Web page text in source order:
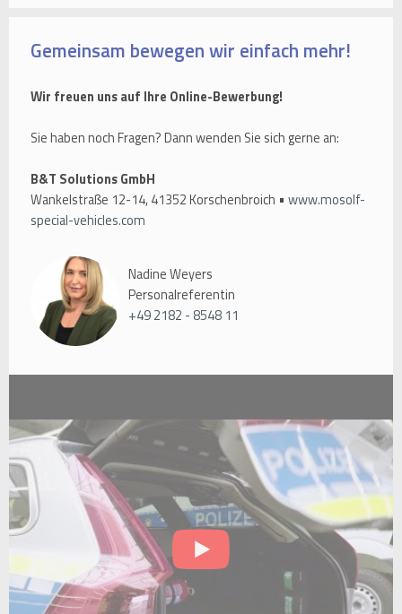
Gemeinsam bewegen wir einfach mehr!
Wir freuen uns auf Ihre Online-Bewerbung!
Sie haben noch Fragen? Dann wenden Sie sich gerne an:
B&T Solutions GmbH
Wankelstraße 12-14, 41352 Korschenbroich • www.mosolf-
special-vehicles.com
Nadine Weyers
Personalreferentin
+49 2182 - 8548 11